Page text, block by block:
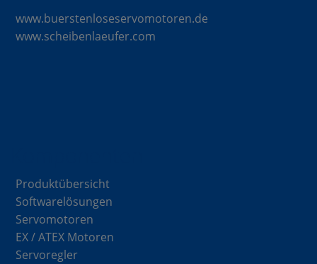
www.buerstenloseservomotoren.de
www.scheibenlaeufer.com
Produktübersicht
Softwarelösungen
Servomotoren
EX / ATEX Motoren
Servoregler